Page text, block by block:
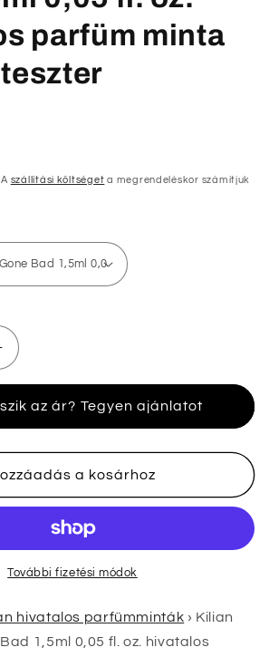
parfüm minta
szállítási költséget a megrendeléskor számítjuk
hivatalos
minta
mennyiségének
az ár? Tegyen ajánlatot
a kosárhoz
További fizetési módok
hivatalos parfümminták › Kilian
1,5ml 0,05 fl. oz. hivatalos